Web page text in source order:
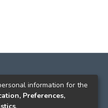
2
information for the
Preferences,